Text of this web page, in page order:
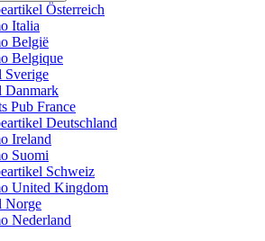
Österreich
Italia
België
Belgique
Danmark
Pub France
Deutschland
Ireland
Suomi
Schweiz
United Kingdom
Norge
Nederland